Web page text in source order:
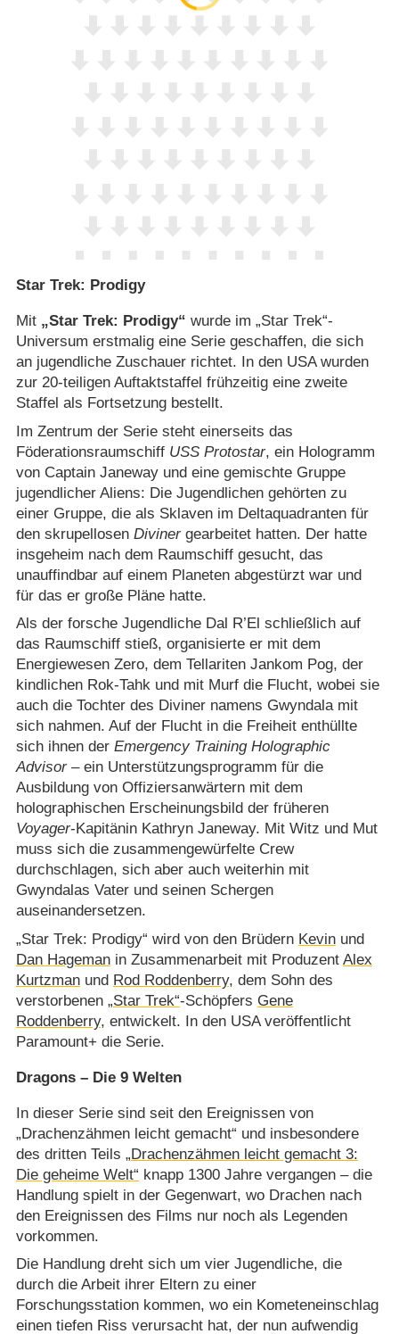
Star Trek: Prodigy
Mit „Star Trek: Prodigy“ wurde im „Star Trek“-
Universum erstmalig eine Serie geschaffen, die sich
an jugendliche Zuschauer richtet. In den USA wurden
zur 20-teiligen Auftaktstaffel frühzeitig eine zweite
Staffel als Fortsetzung bestellt.
Im Zentrum der Serie steht einerseits das
Föderationsraumschiff USS Protostar, ein Hologramm
von Captain Janeway und eine gemischte Gruppe
jugendlicher Aliens: Die Jugendlichen gehörten zu
einer Gruppe, die als Sklaven im Deltaquadranten für
den skrupellosen Divinergearbeitet hatten. Der hatte
insgeheim nach dem Raumschiff gesucht, das
unauffindbar auf einem Planeten abgestürzt war und
für das er große Pläne hatte.
Als der forsche Jugendliche Dal R’El schließlich auf
das Raumschiff stieß, organisierte er mit dem
Energiewesen Zero, dem Tellariten Jankom Pog, der
kindlichen Rok-Tahk und mit Murf die Flucht, wobei sie
auch die Tochter des Diviner namens Gwyndala mit
sich nahmen. Auf der Flucht in die Freiheit enthüllte
sich ihnen der Emergency Training Holographic
Advisor– ein Unterstützungsprogramm für die
Ausbildung von Offiziersanwärtern mit dem
holographischen Erscheinungsbild der früheren
Voyager-Kapitänin Kathryn Janeway. Mit Witz und Mut
muss sich die zusammengewürfelte Crew
durchschlagen, sich aber auch weiterhin mit
Gwyndalas Vater und seinen Schergen
auseinandersetzen.
„Star Trek: Prodigy“ wird von den Brüdern Kevinund
Dan Hagemanin Zusammenarbeit mit Produzent Alex
Kurtzmanund Rod Roddenberry, dem Sohn des
verstorbenen „Star Trek“-Schöpfers Gene
Roddenberry, entwickelt. In den USA veröffentlicht
Paramount+ die Serie.
Dragons – Die 9 Welten
In dieser Serie sind seit den Ereignissen von
„Drachenzähmen leicht gemacht“ und insbesondere
des dritten Teils „Drachenzähmen leicht gemacht 3:
Die geheime Welt“ knapp 1300 Jahre vergangen – die
Handlung spielt in der Gegenwart, wo Drachen nach
den Ereignissen des Films nur noch als Legenden
vorkommen.
Die Handlung dreht sich um vier Jugendliche, die
durch die Arbeit ihrer Eltern zu einer
Forschungsstation kommen, wo ein Kometeneinschlag
einen tiefen Riss verursacht hat, der nun aufwendig